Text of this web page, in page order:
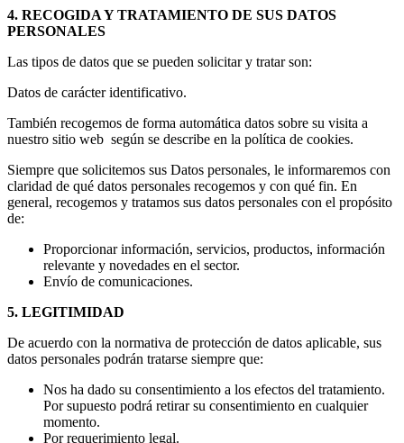
4. RECOGIDA Y TRATAMIENTO DE SUS DATOS
PERSONALES
Las tipos de datos que se pueden solicitar y tratar son:
Datos de carácter identificativo.
También recogemos de forma automática datos sobre su visita a
nuestro sitio web según se describe en la política de cookies.
Siempre que solicitemos sus Datos personales, le informaremos con
claridad de qué datos personales recogemos y con qué fin. En
general, recogemos y tratamos sus datos personales con el propósito
de:
Proporcionar información, servicios, productos, información
relevante y novedades en el sector.
Envío de comunicaciones.
5. LEGITIMIDAD
De acuerdo con la normativa de protección de datos aplicable, sus
datos personales podrán tratarse siempre que:
Nos ha dado su consentimiento a los efectos del tratamiento.
Por supuesto podrá retirar su consentimiento en cualquier
momento.
Por requerimiento legal.